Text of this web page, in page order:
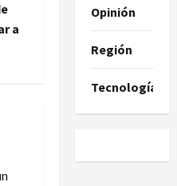
a
Opinión
Región
Tecnología